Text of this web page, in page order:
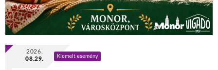
2026.
08.29.
Kiemelt esemény